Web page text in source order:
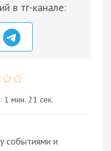
в тг-канале:
1 мин. 21 сек.
событиями и